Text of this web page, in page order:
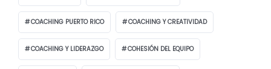
COACHING PUERTO RICO COACHING Y CREATIVIDAD
COACHING Y LIDERAZGO COHESIÓN DEL EQUIPO